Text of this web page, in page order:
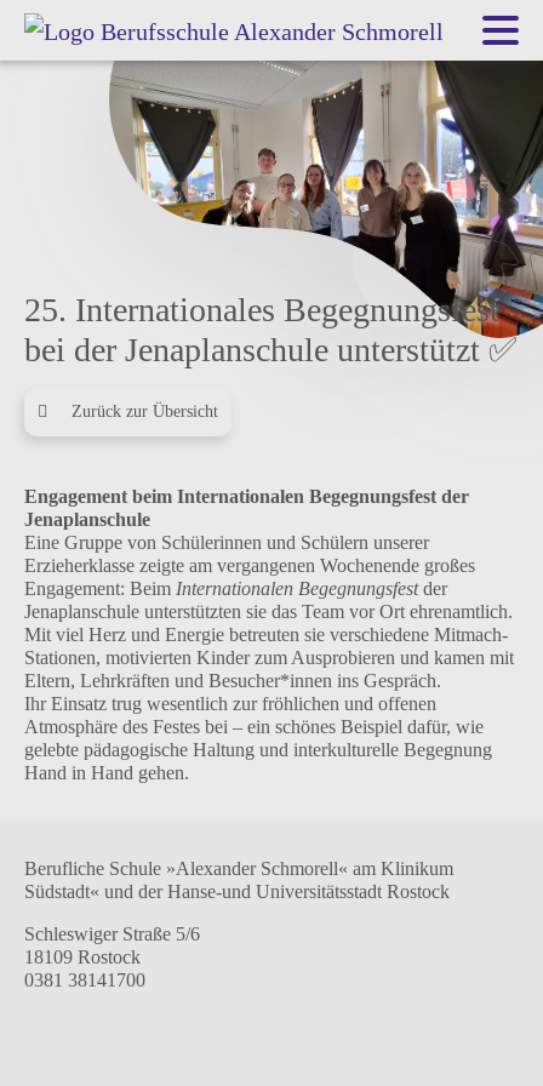
25. Internationales Begegnungsfest
bei der Jenaplanschule unterstützt ✅
Zurück zur Übersicht
Engagement beim Internationalen Begegnungsfest der
Jenaplanschule
Eine Gruppe von Schülerinnen und Schülern unserer
Erzieherklasse zeigte am vergangenen Wochenende großes
Engagement: Beim Internationalen Begegnungsfestder
Jenaplanschule unterstützten sie das Team vor Ort ehrenamtlich.
Mit viel Herz und Energie betreuten sie verschiedene Mitmach-
Stationen, motivierten Kinder zum Ausprobieren und kamen mit
Eltern, Lehrkräften und Besucher*innen ins Gespräch.
Ihr Einsatz trug wesentlich zur fröhlichen und offenen
Atmosphäre des Festes bei – ein schönes Beispiel dafür, wie
gelebte pädagogische Haltung und interkulturelle Begegnung
Hand in Hand gehen.
Berufliche Schule »Alexander Schmorell« am Klinikum
Südstadt« und der Hanse-und Universitätsstadt Rostock
Schleswiger Straße 5/6
18109 Rostock
0381 38141700